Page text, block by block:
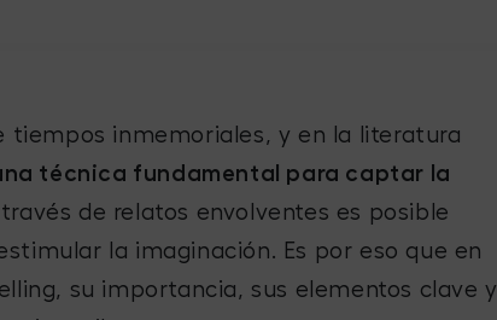
tiempos inmemoriales, y en la literatura
técnica fundamental para captar la
de relatos envolventes es posible
la imaginación. Es por eso que en
su importancia, sus elementos clave y